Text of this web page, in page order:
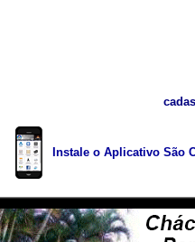
Instale o Aplicativo São